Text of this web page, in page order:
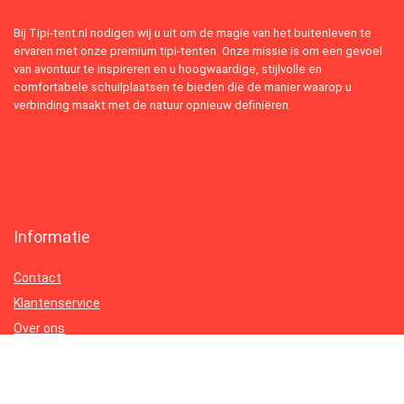
Bij Tipi-tent.nl nodigen wij u uit om de magie van het buitenleven te
ervaren met onze premium tipi-tenten. Onze missie is om een gevoel
van avontuur te inspireren en u hoogwaardige, stijlvolle en
comfortabele schuilplaatsen te bieden die de manier waarop u
verbinding maakt met de natuur opnieuw definiëren.
Informatie
Contact
Klantenservice
Over ons